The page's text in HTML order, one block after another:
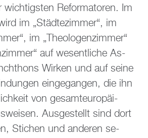
wich­tigs­ten Re­for­ma­to­ren. Im
im „Städ­te­zim­mer“, im
im „Theo­lo­gen­zim­mer“
auf we­sent­li­che As­
Wir­ken und auf seine
ein­ge­gan­gen, die ihn
von ge­samt­eu­ro­päi­
Aus­ge­stellt sind dort
Sti­chen und an­de­ren se­